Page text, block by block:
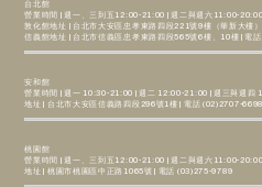
台北館
營業時間 | 週一、三到五12:00-21:00 | 週二與週六11:00-20:00
敦化館地址 | 台北市大安區忠孝東路四段221號9樓（華新大樓
信義館地址 | 台北市信義區忠孝東路四段565號6樓、10樓 | 電
安和館
營業時間 | 週一 10:30-21:00 | 週二 12:00-21:00 | 週三與週四
地址 | 台北市大安區信義路四段296號1樓 | 電話 (02)2707-6698
桃園館
營業時間 | 週一、三到五12:00-21:00 | 週二與週六11:00-20:00
地址 | 桃園市桃園區中正路1065號 | 電話 (03)275-9789